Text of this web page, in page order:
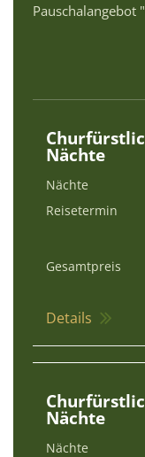
Pauschalangebot
Nächte
Nächte
Reisetermin
Gesamtpreis
Details
Nächte
Nächte